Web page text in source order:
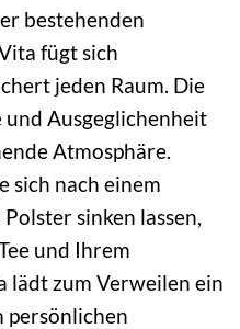
bestehenden
fügt sich
jeden Raum. Die
und Ausgeglichenheit
Atmosphäre.
sich nach einem
sinken lassen,
und Ihrem
lädt zum Verweilen ein
persönlichen